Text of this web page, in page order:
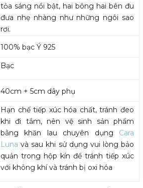
tỏa sáng nổi bật, hai bông hai bên đu
đưa nhẹ nhàng như những ngôi sao
rơi.
100% bạc Ý 925
Bạc
40cm + 5cm dây phụ
Hạn chế tiếp xúc hóa chất, tránh đeo
khi đi tắm, nên vệ sinh sản phẩm
bằng khăn lau chuyên dụng Cara
Luna và sau khi sử dụng vui lòng bảo
quản trong hộp kín để tránh tiếp xúc
với không khí và tránh bị oxi hóa